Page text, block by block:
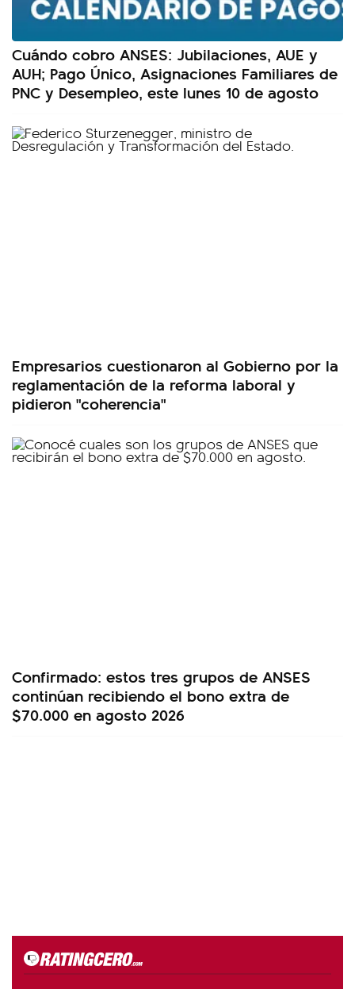
Cuándo cobro ANSES: Jubilaciones, AUE y
AUH; Pago Único, Asignaciones Familiares de
PNC y Desempleo, este lunes 10 de agosto
Empresarios cuestionaron al Gobierno por la
reglamentación de la reforma laboral y
pidieron "coherencia"
Confirmado: estos tres grupos de ANSES
continúan recibiendo el bono extra de
$70.000 en agosto 2026